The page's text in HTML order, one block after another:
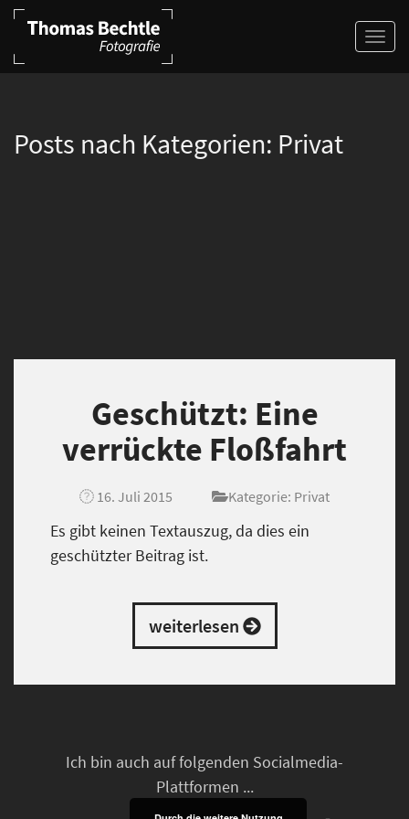
Posts nach Kategorien: Privat
Geschützt: Eine
verrückte Floßfahrt
16. Juli 2015 Kategorie: Privat
Es gibt keinen Textauszug, da dies ein
geschützter Beitrag ist.
weiterlesen
Ich bin auch auf folgenden Socialmedia-
Plattformen ...